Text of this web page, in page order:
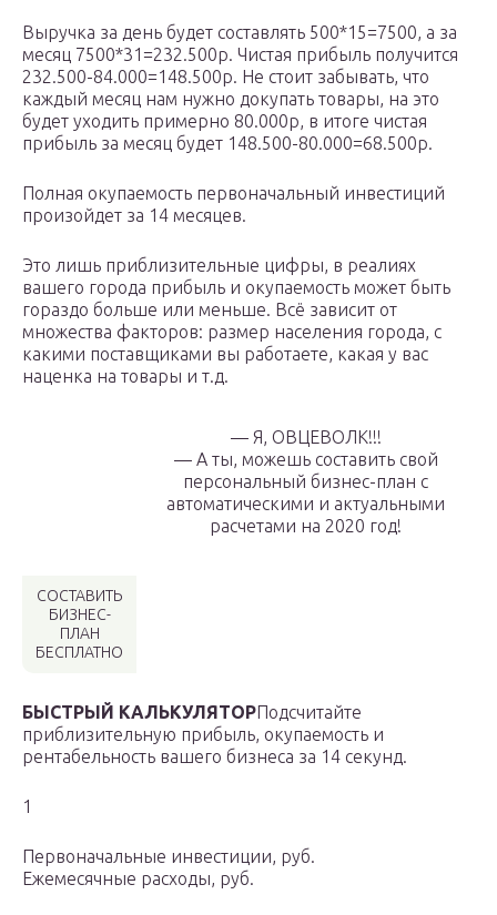
Выручка за день будет составлять 500*15=7500, а за
месяц 7500*31=232.500р. Чистая прибыль получится
232.500-84.000=148.500р. Не стоит забывать, что
каждый месяц нам нужно докупать товары, на это
будет уходить примерно 80.000р, в итоге чистая
прибыль за месяц будет 148.500-80.000=68.500р.
Полная окупаемость первоначальный инвестиций
произойдет за 14 месяцев.
Это лишь приблизительные цифры, в реалиях
вашего города прибыль и окупаемость может быть
гораздо больше или меньше. Всё зависит от
множества факторов: размер населения города, с
какими поставщиками вы работаете, какая у вас
наценка на товары и т.д.
— Я, ОВЦЕВОЛК!!!
— А ты, можешь составить свой
персональный бизнес-план с
автоматическими и актуальными
расчетами на 2020 год!
СОСТАВИТЬ
БИЗНЕС-
ПЛАН
БЕСПЛАТНО
БЫСТРЫЙ КАЛЬКУЛЯТОРПодсчитайте
приблизительную прибыль, окупаемость и
рентабельность вашего бизнеса за 14 секунд.
1
Первоначальные инвестиции, руб.
Ежемесячные расходы, руб.